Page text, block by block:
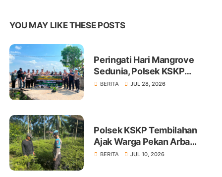
YOU MAY LIKE THESE POSTS
Peringati Hari Mangrove
Sedunia, Polsek KSKP
Tembilahan Tanam 100 Bibit
BERITA JUL 28, 2026
Polsek KSKP Tembilahan
Ajak Warga Pekan Arba
Tanam Cabai Dukung
BERITA JUL 10, 2026